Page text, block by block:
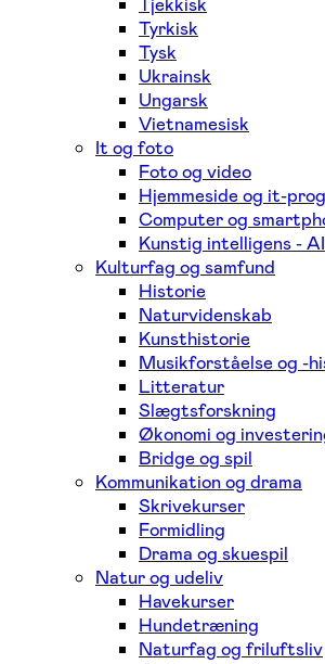
Tyrkisk
Tysk
Ukrainsk
Ungarsk
Vietnamesisk
It og foto
Foto og video
Hjemmeside og it-
Computer og
Kunstig intelligens - AI
Kulturfag og samfund
Historie
Naturvidenskab
Kunsthistorie
Musikforståelse og -
Litteratur
Slægtsforskning
Økonomi og
Bridge og spil
Kommunikation og drama
Skrivekurser
Formidling
Drama og skuespil
Natur og udeliv
Havekurser
Hundetræning
Naturfag og friluftsliv